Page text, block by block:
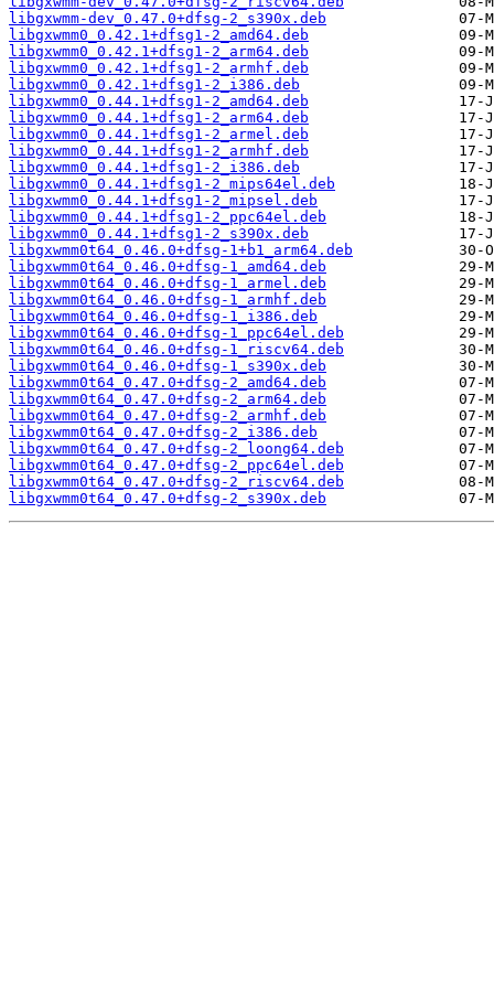
libgxwmm-dev_0.47.0+dfsg-2_s390x.deb
libgxwmm0_0.42.1+dfsg1-2_amd64.deb
libgxwmm0_0.42.1+dfsg1-2_arm64.deb
libgxwmm0_0.42.1+dfsg1-2_armhf.deb
libgxwmm0_0.42.1+dfsg1-2_i386.deb
libgxwmm0_0.44.1+dfsg1-2_amd64.deb
libgxwmm0_0.44.1+dfsg1-2_arm64.deb
libgxwmm0_0.44.1+dfsg1-2_armel.deb
libgxwmm0_0.44.1+dfsg1-2_armhf.deb
libgxwmm0_0.44.1+dfsg1-2_i386.deb
libgxwmm0_0.44.1+dfsg1-2_mips64el.deb
libgxwmm0_0.44.1+dfsg1-2_mipsel.deb
libgxwmm0_0.44.1+dfsg1-2_ppc64el.deb
libgxwmm0_0.44.1+dfsg1-2_s390x.deb
libgxwmm0t64_0.46.0+dfsg-1+b1_arm64.deb
libgxwmm0t64_0.46.0+dfsg-1_amd64.deb
libgxwmm0t64_0.46.0+dfsg-1_armel.deb
libgxwmm0t64_0.46.0+dfsg-1_armhf.deb
libgxwmm0t64_0.46.0+dfsg-1_i386.deb
libgxwmm0t64_0.46.0+dfsg-1_ppc64el.deb
libgxwmm0t64_0.46.0+dfsg-1_riscv64.deb
libgxwmm0t64_0.46.0+dfsg-1_s390x.deb
libgxwmm0t64_0.47.0+dfsg-2_amd64.deb
libgxwmm0t64_0.47.0+dfsg-2_arm64.deb
libgxwmm0t64_0.47.0+dfsg-2_armhf.deb
libgxwmm0t64_0.47.0+dfsg-2_i386.deb
libgxwmm0t64_0.47.0+dfsg-2_loong64.deb
libgxwmm0t64_0.47.0+dfsg-2_ppc64el.deb
libgxwmm0t64_0.47.0+dfsg-2_riscv64.deb
libgxwmm0t64_0.47.0+dfsg-2_s390x.deb